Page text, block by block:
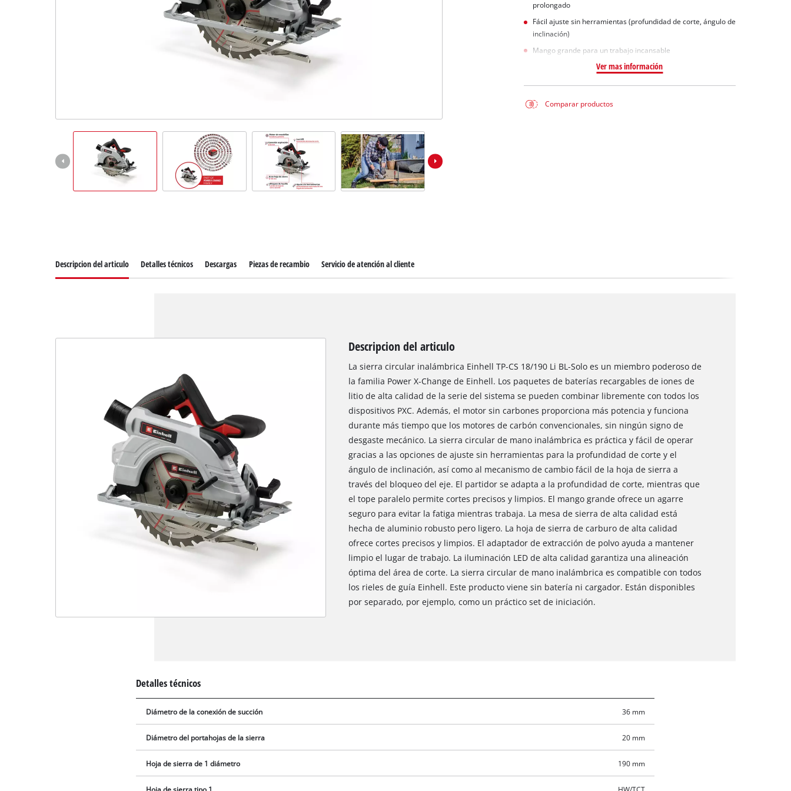
Todos los productos Power X-Change
Herramientas Power X-Change
Herramientas de jardín Power X-Change
Sierras de mesa
Esmeriles de banco
Aspiradores de ceniza
prolongado
Fácil ajuste sin herramientas (profundidad de corte, ángulo de
inclinación)
Mango grande para un trabajo incansable
Ver mas información
Comparar productos
Descripcion del articulo Detalles técnicos Descargas Piezas de recambio Servicio de atención al cliente
Descripcion del articulo
La sierra circular inalámbrica Einhell TP-CS 18/190 Li BL-Solo es un miembro poderoso de
la familia Power X-Change de Einhell. Los paquetes de baterías recargables de iones de
litio de alta calidad de la serie del sistema se pueden combinar libremente con todos los
dispositivos PXC. Además, el motor sin carbones proporciona más potencia y funciona
durante más tiempo que los motores de carbón convencionales, sin ningún signo de
desgaste mecánico. La sierra circular de mano inalámbrica es práctica y fácil de operar
gracias a las opciones de ajuste sin herramientas para la profundidad de corte y el
ángulo de inclinación, así como al mecanismo de cambio fácil de la hoja de sierra a
través del bloqueo del eje. El partidor se adapta a la profundidad de corte, mientras que
el tope paralelo permite cortes precisos y limpios. El mango grande ofrece un agarre
seguro para evitar la fatiga mientras trabaja. La mesa de sierra de alta calidad está
hecha de aluminio robusto pero ligero. La hoja de sierra de carburo de alta calidad
ofrece cortes precisos y limpios. El adaptador de extracción de polvo ayuda a mantener
limpio el lugar de trabajo. La iluminación LED de alta calidad garantiza una alineación
óptima del área de corte. La sierra circular de mano inalámbrica es compatible con todos
los rieles de guía Einhell. Este producto viene sin batería ni cargador. Están disponibles
por separado, por ejemplo, como un práctico set de iniciación.
Detalles técnicos
Diámetro de la conexión de succión 36 mm
Diámetro del portahojas de la sierra 20 mm
Hoja de sierra de 1 diámetro 190 mm